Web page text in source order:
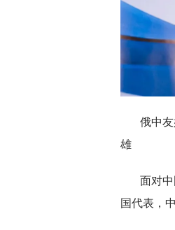
俄中
雄
面对
国代表，